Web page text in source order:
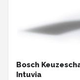
Bosch
Intuvia